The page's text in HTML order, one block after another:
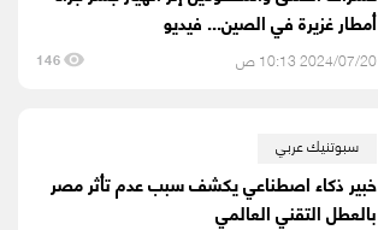
أمطار غزيرة في الصين... فيديو
2024/07/20 10:13 ص 146
سبوتنيك عربي
خبير ذكاء اصطناعي يكشف سبب عدم تأثر مصر
بالعطل التقني العالمي